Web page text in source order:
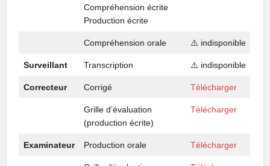
Compréhension écrite
Production écrite
Compréhension orale ⚠️ indisponible
Surveillant Transcription ⚠️ indisponible
Correcteur Corrigé Télécharger
Grille d’évaluation
(production écrite)
Télécharger
Examinateur Production orale Télécharger